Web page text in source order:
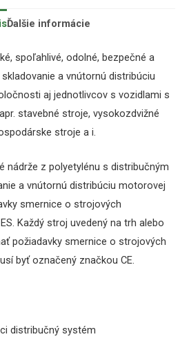
Ďalšie informácie
spoľahlivé, odolné, bezpečné a
a vnútornú distribúciu
aj jednotlivcov s vozidlami s
stavebné stroje, vysokozdvižné
stroje a i.
nádrže z polyetylénu s distribučným
a vnútornú distribúciu motorovej
smernice o strojových
Každý stroj uvedený na trh alebo
požiadavky smernice o strojových
byť označený značkou CE.
distribučný systém